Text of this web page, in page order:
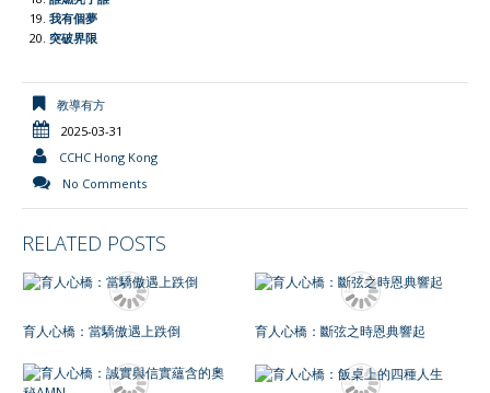
我有個夢
突破界限
教導有方
2025-03-31
CCHC Hong Kong
No Comments
RELATED POSTS
育人心橋：當驕傲遇上跌倒 育人心橋：斷弦之時恩典響起